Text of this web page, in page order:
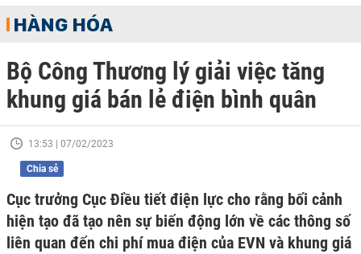
HÀNG HÓA
Bộ Công Thương lý giải việc tăng
khung giá bán lẻ điện bình quân
13:53 | 07/02/2023
Chia sẻ
Cục trưởng Cục Điều tiết điện lực cho rằng bối cảnh
hiện tạo đã tạo nên sự biến động lớn về các thông số
liên quan đến chi phí mua điện của EVN và khung giá